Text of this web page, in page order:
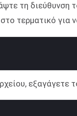
τη διεύθυνση
τερματικό για